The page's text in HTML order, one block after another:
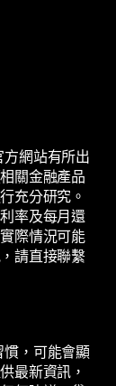
網站有所出
關金融產品
充分研究。
率及每月還
際情況可能
請直接聯繫
，可能會顯
最新資訊，